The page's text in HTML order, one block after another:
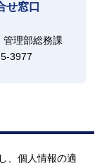
せ窓口
理部総務課
3977
、個人情報の適